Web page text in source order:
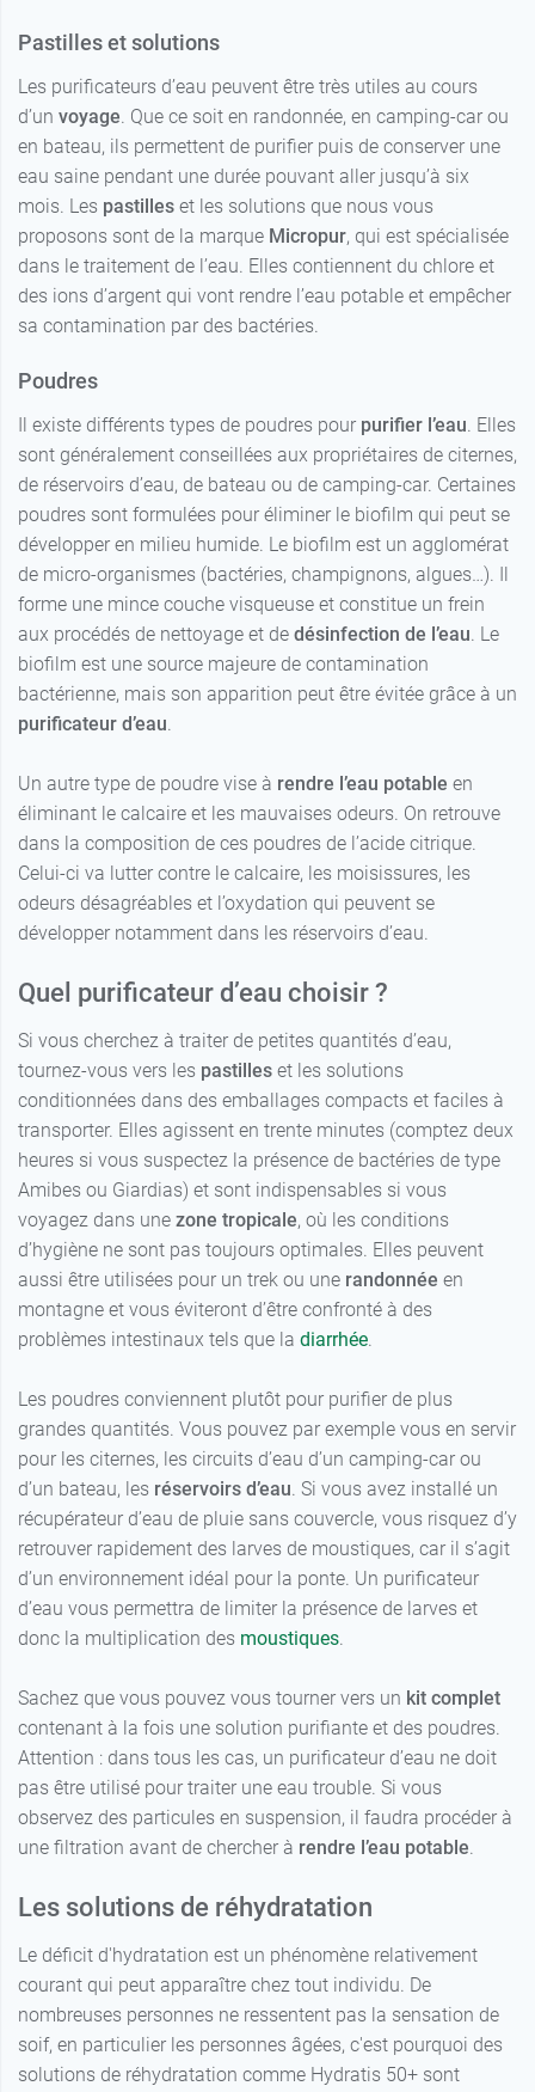
Pastilles et solutions
Les purificateurs d’eau peuvent être très utiles au cours
d’un voyage. Que ce soit en randonnée, en camping-car ou
en bateau, ils permettent de purifier puis de conserver une
eau saine pendant une durée pouvant aller jusqu’à six
mois. Les pastilles et les solutions que nous vous
proposons sont de la marque Micropur, qui est spécialisée
dans le traitement de l’eau. Elles contiennent du chlore et
des ions d’argent qui vont rendre l’eau potable et empêcher
sa contamination par des bactéries.
Poudres
Il existe différents types de poudres pour purifier l’eau. Elles
sont généralement conseillées aux propriétaires de citernes,
de réservoirs d’eau, de bateau ou de camping-car. Certaines
poudres sont formulées pour éliminer le biofilm qui peut se
développer en milieu humide. Le biofilm est un agglomérat
de micro-organismes (bactéries, champignons, algues…). Il
forme une mince couche visqueuse et constitue un frein
aux procédés de nettoyage et de désinfection de l’eau. Le
biofilm est une source majeure de contamination
bactérienne, mais son apparition peut être évitée grâce à un
purificateur d’eau.
Un autre type de poudre vise à rendre l’eau potable en
éliminant le calcaire et les mauvaises odeurs. On retrouve
dans la composition de ces poudres de l’acide citrique.
Celui-ci va lutter contre le calcaire, les moisissures, les
odeurs désagréables et l’oxydation qui peuvent se
développer notamment dans les réservoirs d’eau.
Quel purificateur d’eau choisir ?
Si vous cherchez à traiter de petites quantités d’eau,
tournez-vous vers les pastilles et les solutions
conditionnées dans des emballages compacts et faciles à
transporter. Elles agissent en trente minutes (comptez deux
heures si vous suspectez la présence de bactéries de type
Amibes ou Giardias) et sont indispensables si vous
voyagez dans une zone tropicale, où les conditions
d’hygiène ne sont pas toujours optimales. Elles peuvent
aussi être utilisées pour un trek ou une randonnée en
montagne et vous éviteront d’être confronté à des
problèmes intestinaux tels que la diarrhée.
Les poudres conviennent plutôt pour purifier de plus
grandes quantités. Vous pouvez par exemple vous en servir
pour les citernes, les circuits d’eau d’un camping-car ou
d’un bateau, les réservoirs d’eau. Si vous avez installé un
récupérateur d’eau de pluie sans couvercle, vous risquez d’y
retrouver rapidement des larves de moustiques, car il s’agit
d’un environnement idéal pour la ponte. Un purificateur
d’eau vous permettra de limiter la présence de larves et
donc la multiplication des moustiques.
Sachez que vous pouvez vous tourner vers un kit complet
contenant à la fois une solution purifiante et des poudres.
Attention : dans tous les cas, un purificateur d’eau ne doit
pas être utilisé pour traiter une eau trouble. Si vous
observez des particules en suspension, il faudra procéder à
une filtration avant de chercher à rendre l’eau potable.
Les solutions de réhydratation
Le déficit d'hydratation est un phénomène relativement
courant qui peut apparaître chez tout individu. De
nombreuses personnes ne ressentent pas la sensation de
soif, en particulier les personnes âgées, c'est pourquoi des
solutions de réhydratation comme Hydratis 50+ sont